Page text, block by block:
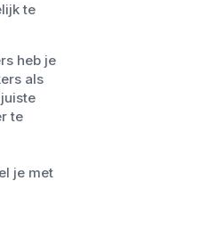
te
heb je
als
te
je met